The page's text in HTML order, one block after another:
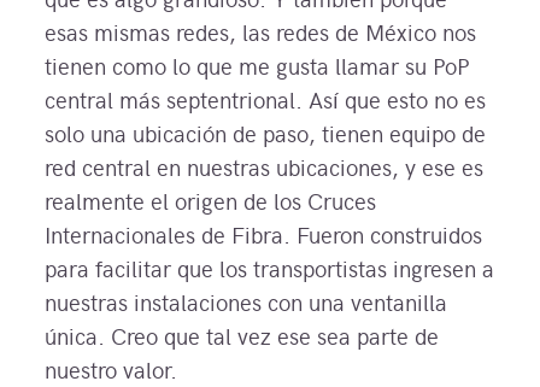
esas mismas redes, las redes de México nos
tienen como lo que me gusta llamar su PoP
central más septentrional. Así que esto no es
solo una ubicación de paso, tienen equipo de
red central en nuestras ubicaciones, y ese es
realmente el origen de los Cruces
Internacionales de Fibra. Fueron construidos
para facilitar que los transportistas ingresen a
nuestras instalaciones con una ventanilla
única. Creo que tal vez ese sea parte de
nuestro valor.